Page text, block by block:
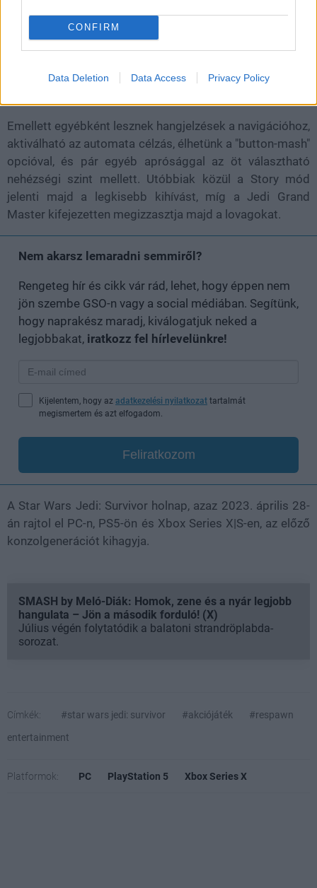
CONFIRM
Data Deletion Data Access Privacy Policy
mindenki kihasználhatja majd a lassított játékopciót. Ezt
eredetileg csak a harchoz tervezték, hogy
platformer szekciókra és minden másra is rá tudják
Emellett egyébként lesznek hangjelzések a navigációhoz,
aktiválható az automata célzás, élhetünk a "button-mash"
opcióval, és pár egyéb aprósággal az öt választható
nehézségi szint mellett. Utóbbiak közül a Story mód
jelenti majd a legkisebb kihívást, míg a Jedi Grand
Master kifejezetten megizzasztja majd a lovagokat.
Nem akarsz lemaradni semmiről?
Rengeteg hír és cikk vár rád, lehet, hogy éppen nem
jön szembe GSO-n vagy a social médiában. Segítünk,
hogy naprakész maradj, kiválogatjuk neked a
legjobbakat, iratkozz fel hírlevelünkre!
Kijelentem, hogy az adatkezelési nyilatkozat tartalmát
megismertem és azt elfogadom.
Feliratkozom
A Star Wars Jedi: Survivor holnap, azaz 2023. április 28-
án rajtol el PC-n, PS5-ön és Xbox Series X|S-en, az előző
konzolgenerációt kihagyja.
SMASH by Meló-Diák: Homok, zene és a nyár legjobb
hangulata – Jön a második forduló! (X)
Július végén folytatódik a balatoni strandröplabda-
sorozat.
Címkék: #star wars jedi: survivor #akciójáték
#respawn
entertainment
Platformok: PC PlayStation 5 Xbox Series X